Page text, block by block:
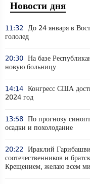
Новости дня
11:32 До 24 января в
гололед
20:30 На базе
новую больницу
14:14 Конгресс США
2024 год
13:58 По прогнозу
осадки и похолодание
20:22 Ираклий
соотечественников и
Крещением, желаю всем